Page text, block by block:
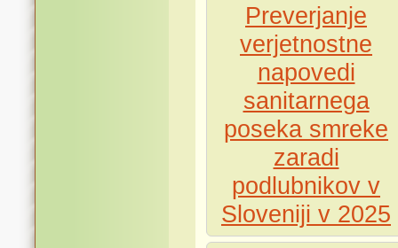
Preverjanje
verjetnostne
napovedi
sanitarnega
poseka smreke
zaradi
podlubnikov v
Sloveniji v 2025